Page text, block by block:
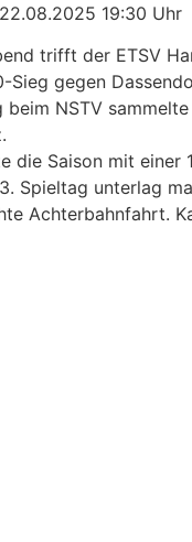
22.08.2025 19:30 Uhr
trifft der ETSV
Sieg gegen
beim NSTV
die Saison mit einer
Spieltag unterlag
Achterbahnfahrt.